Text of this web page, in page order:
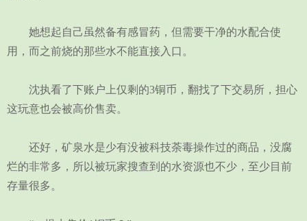
她想起自己虽然备有感冒药，但需要干净的水配合使
用，而之前烧的那些水不能直接入口。
沈执看了下账户上仅剩的3铜币，翻找了下交易所，担心
这玩意也会被高价售卖。
还好，矿泉水是少有没被科技荼毒操作过的商品，没腐
烂的非常多，所以被玩家搜查到的水资源也不少，至少目前
存量很多。